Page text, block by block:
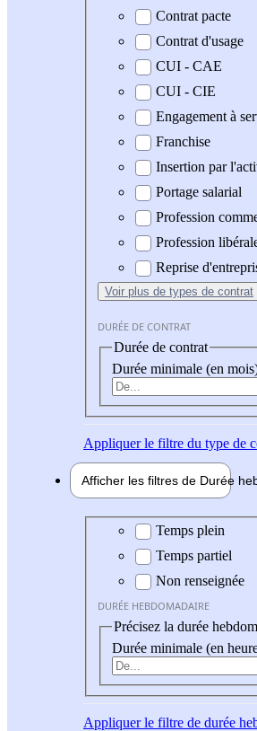
Contrat pacte
Contrat d'usage
CUI - CAE
CUI - CIE
Engagement à
Franchise
Insertion par
Portage salarial
Profession
Profession
Reprise
Voir plus de types de contrat
DURÉE DE CONTRAT
Durée de contrat
Durée minimale (en
Appliquerle filtre du type de
Afficher les filtres de Durée
Durée hebdomadaire
Temps plein
Temps partiel
Non renseignée
DURÉE HEBDOMADAIRE
Précisez la durée
Durée minimale (en
Appliquerle filtre de durée